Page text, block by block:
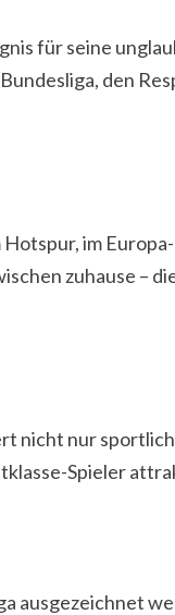
für seine
den
im
zuhause –
nur
Spieler
ausgezeichnet